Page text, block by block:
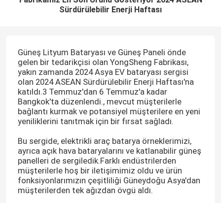
Sürdürülebilir Enerji Haftası
Güneş Lityum Bataryası ve Güneş Paneli önde
gelen bir tedarikçisi olan YongSheng Fabrikası,
yakın zamanda 2024 Asya EV bataryası sergisi
olan 2024 ASEAN Sürdürülebilir Enerji Haftası'na
katıldı.3 Temmuz'dan 6 Temmuz'a kadar
Bangkok'ta düzenlendi., mevcut müşterilerle
bağlantı kurmak ve potansiyel müşterilere en yeni
yeniliklerini tanıtmak için bir fırsat sağladı.
Bu sergide, elektrikli araç batarya örneklerimizi,
ayrıca açık hava bataryalarını ve katlanabilir güneş
panelleri de sergiledik.Farklı endüstrilerden
müşterilerle hoş bir iletişimimiz oldu ve ürün
fonksiyonlarımızın çeşitliliği Güneydoğu Asya'dan
müşterilerden tek ağızdan övgü aldı.